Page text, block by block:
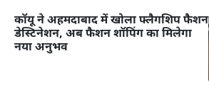
कॉयू ने अहमदाबाद में खोला फ्लैगशिप फैशन
डेस्टिनेशन, अब फैशन शॉपिंग का मिलेगा
नया अनुभव